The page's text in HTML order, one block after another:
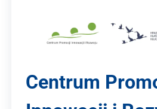
Centrum